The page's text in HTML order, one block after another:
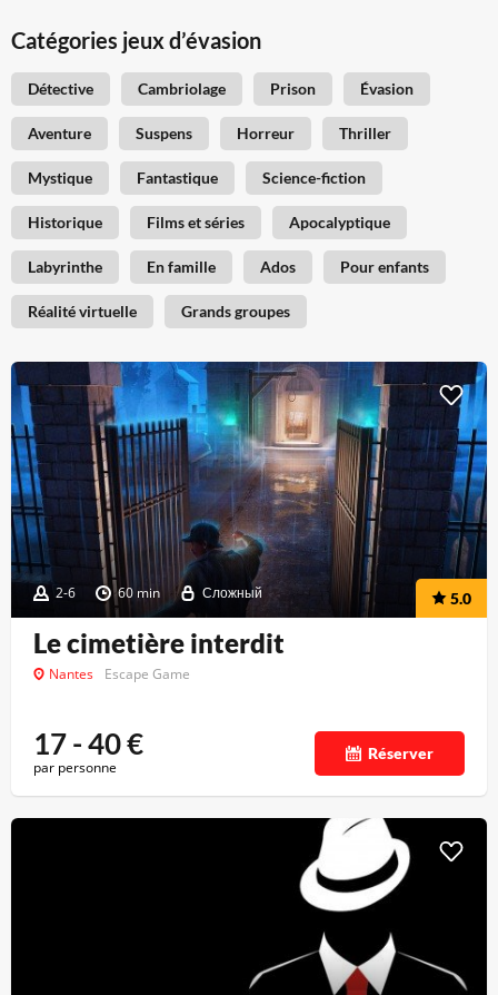
Catégories jeux d’évasion
Détective Cambriolage Prison Évasion
Aventure Suspens Horreur Thriller
Mystique Fantastique Science-fiction
Historique Films et séries Apocalyptique
Labyrinthe En famille Ados Pour enfants
Réalité virtuelle Grands groupes
2-6 60 min Сложный 5.0
Le cimetière interdit
Nantes Escape Game
17 - 40€
par personne
Réserver